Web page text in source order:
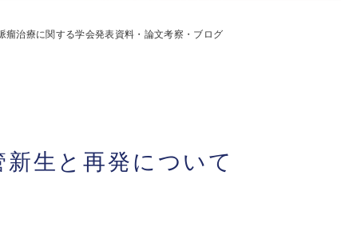
瘤治療に関する学会発表資料・論文考察・ブログ
生と再発について